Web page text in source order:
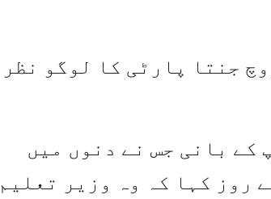
جنتا پارٹی کا لوگو نظر
کے بانی جس نے دنوں میں
روز کہا کہ وہ وزیر تعلیم